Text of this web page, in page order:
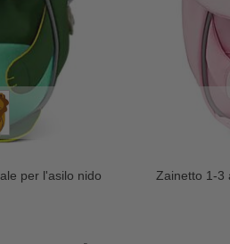
per l'asilo nido
Zainetto 1-3